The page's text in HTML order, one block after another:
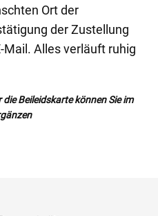
Ort der
der Zustellung
Mail. Alles verläuft ruhig
Beileidskarte können Sie im